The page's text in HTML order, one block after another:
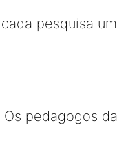
pesquisa
pedagogos